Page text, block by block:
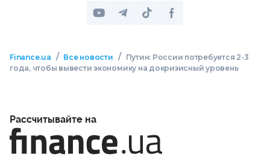
Finance.ua / Все новости /
Путин: России потребуется 2-3
года, чтобы вывести экономику на докризисный уровень
Рассчитывайте на